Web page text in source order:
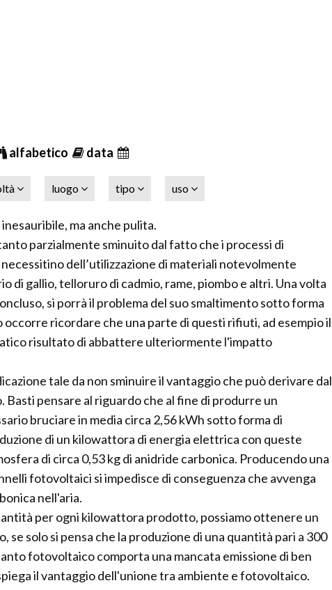
alfabetico data
luogo tipo uso
ma anche pulita.
parzialmente sminuito dal fatto che i processi di
dell’utilizzazione di materiali notevolmente
di gallio, telloruro di cadmio, rame, piombo e altri. Una volta
si porrà il problema del suo smaltimento sotto forma
ricordare che una parte di questi rifiuti, ad esempio il
risultato di abbattere ulteriormente l'impatto
tale da non sminuire il vantaggio che può derivare dal
pensare al riguardo che al fine di produrre un
bruciare in media circa 2,56 kWh sotto forma di
di un kilowattora di energia elettrica con queste
di circa 0,53 kg di anidride carbonica. Producendo una
fotovoltaici si impedisce di conseguenza che avvenga
nell'aria.
per ogni kilowattora prodotto, possiamo ottenere un
solo si pensa che la produzione di una quantità pari a 300
fotovoltaico comporta una mancata emissione di ben
il vantaggio dell'unione tra ambiente e fotovoltaico.